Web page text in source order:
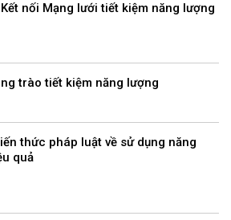
nối Mạng lưới tiết kiệm năng lượng
trào tiết kiệm năng lượng
thức pháp luật về sử dụng năng
quả